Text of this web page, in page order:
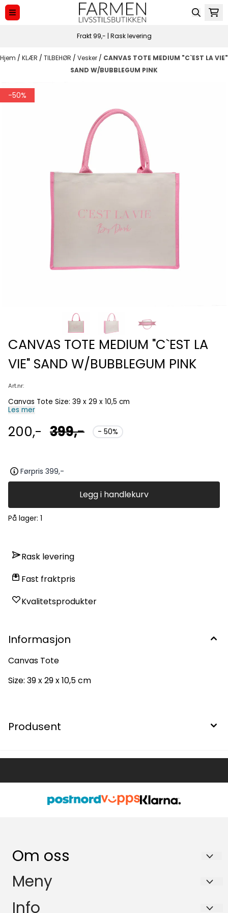
Hopp til innhold
Frakt 99,- | Rask levering
Hjem / KLÆR / TILBEHØR / Vesker / CANVAS TOTE MEDIUM "C`EST LA VIE"
SAND W/BUBBLEGUM PINK
-50%
CANVAS TOTE MEDIUM "C`EST LA
VIE" SAND W/BUBBLEGUM PINK
Art.nr:
Canvas Tote Size: 39 x 29 x 10,5 cm
Les mer
200,- 399,- - 50%
Førpris 399,-
Legg i handlekurv
På lager: 1
Rask levering
Fast fraktpris
Kvalitetsprodukter
Informasjon
Canvas Tote
Size: 39 x 29 x 10,5 cm
Produsent
Om oss
FARMEN May Britt Bratseth
Iglandskaia 1
Meny
Forsendelse og retur
Info